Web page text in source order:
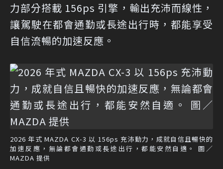
力部分搭載 156ps 引擎，輸出充沛而線性，
讓駕駛在都會通勤或長途出行時，都能享受
自信流暢的加速反應。
2026 年式 MAZDA CX-3 以 156ps 充沛動力，成就自信且暢快的
加速反應，無論都會通勤或長途出行，都能安然自適。 圖／
MAZDA 提供